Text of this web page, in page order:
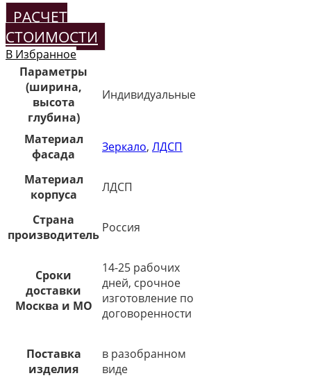
РАСЧЕТ
СТОИМОСТИ
В Избранное
Параметры
(ширина,
высота
глубина)
Индивидуальные
Материал
фасада
Зеркало, ЛДСП
Материал
корпуса
ЛДСП
Страна
производитель Россия
Сроки
доставки
Москва и МО
14-25 рабочих
дней, срочное
изготовление по
договоренности
Поставка
изделия
в разобранном
виде